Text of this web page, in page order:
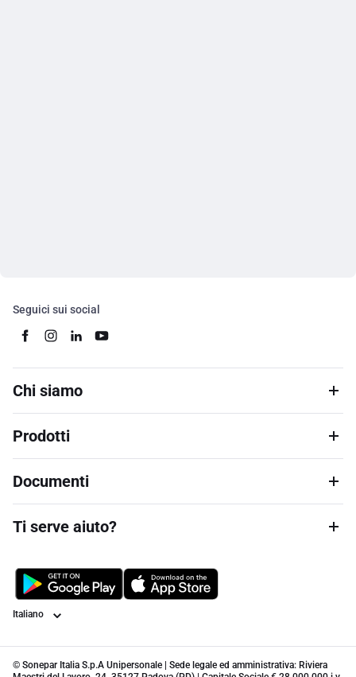
Seguici sui social
Chi siamo
Prodotti
Documenti
Ti serve aiuto?
Lingua
© Sonepar Italia S.p.A Unipersonale | Sede legale ed amministrativa: Riviera